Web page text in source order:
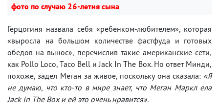
фото по случаю 26-летия сына
Герцогиня назвала себя «ребенком-любителем», которая
«выросла на большом количестве фастфуда и готовых
обедов на вынос», перечислив такие американские сети,
как Pollo Loco, Taco Bell и Jack In The Box. Но ответ Минди,
похоже, задел Меган за живое, поскольку она сказала: «Я
не думаю, что кто-то в мире знает, что Меган Маркл ела
Jack In The Box и ей это очень нравится».